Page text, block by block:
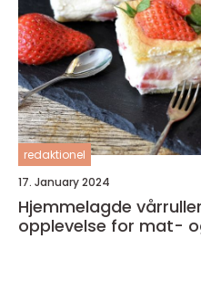
redaktionel
17. January 2024
Hjemmelagde
opplevelse for mat-